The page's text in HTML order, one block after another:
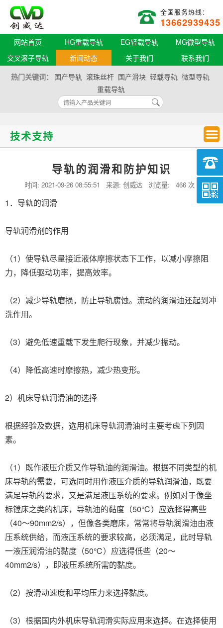
全国服务热线：
13662939435
网站首页 HG重载导轨 EG轻载导轨
MG微型导轨
交叉滚子导轨
新闻动态 关于我们
联系我们
热门关键词：
国产导轨 滚珠丝杆 国产滑块 轻载导轨 微型导轨
重载导轨
技术支持
导轨的润滑和防护知识
时间: 2021-09-26 08:55:51 来源: 创威达 浏览量: 466 次
1．导轨的润滑
导轨润滑剂的作用
（1）使导轨尽量接近液体摩擦状态下工作，以减小摩擦阻
力，降低驱动功率，提高效率。
（2）减少导轨磨损，防止导轨腐蚀。流动的润滑油还起到冲
洗作用。
（3）避免低速重载下发生爬行现象，并减少振动。
（4）降低高速时摩擦热，减少热变形。
2）机床导轨润滑油的选择
根据经验及数据，选用机床导轨润滑油时主要考虑下列因
素。
（1）既作液压介质又作导轨油的润滑油。根据不同类型的机
床导轨的需要，可选同时用作液压介质的导轨润滑油，既要
满足导轨的要求，又是满足液压系统的要求。例如对于像坐
标镗床之类的机床，导轨油的黏度（50℃）应选择得高些
（40～90mm2/s），但像各类磨床，常常将导轨润滑油由液
压系统供给，而液压系统的要求较高，必须满足，此时导轨
一液压润滑油的黏度（50℃）应选得低些（20～
40mm2/s），即液压系统所需的黏度。
（2）按滑动速度和平均压力来选择黏度。
（3）根据国内外机床导轨润滑实际应用来选择。在选择使用